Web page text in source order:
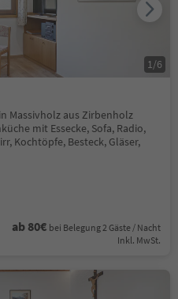
Massivholz aus Zirbenholz
mit Essecke, Sofa, Radio,
Kochtöpfe, Besteck, Gläser,
ab 80€ bei Belegung 2 Gäste / Nacht
Inkl. MwSt.
1 /6